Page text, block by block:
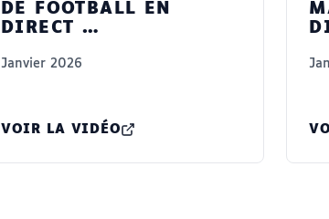
DE FOOTBALL EN
DIRECT …
Janvier 2026
VOIR LA VIDÉO